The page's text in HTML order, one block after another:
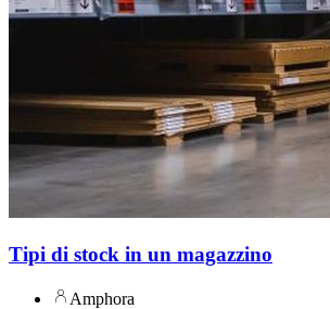
Tipi di stock in un magazzino
Amphora